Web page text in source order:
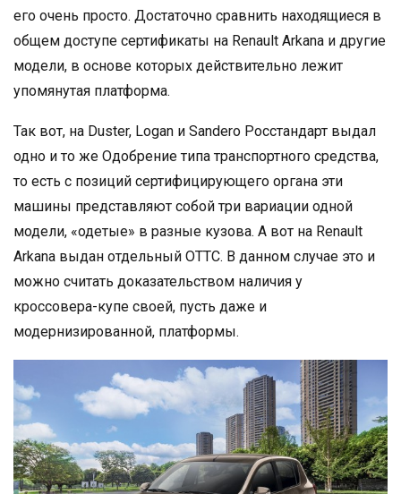
его очень просто. Достаточно сравнить находящиеся в
общем доступе сертификаты на Renault Arkana и другие
модели, в основе которых действительно лежит
упомянутая платформа.
Так вот, на Duster, Logan и Sandero Росстандарт выдал
одно и то же Одобрение типа транспортного средства,
то есть с позиций сертифицирующего органа эти
машины представляют собой три вариации одной
модели, «одетые» в разные кузова. А вот на Renault
Arkana выдан отдельный ОТТС. В данном случае это и
можно считать доказательством наличия у
кроссовера-купе своей, пусть даже и
модернизированной, платформы.